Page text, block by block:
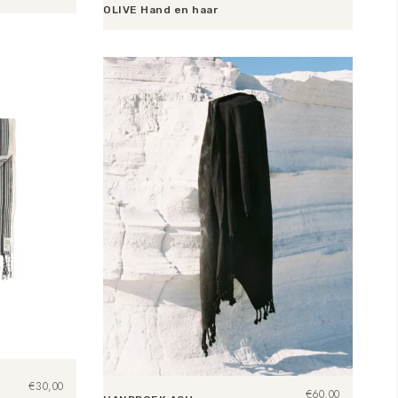
OLIVE Hand en haar
€30,00
€60,00